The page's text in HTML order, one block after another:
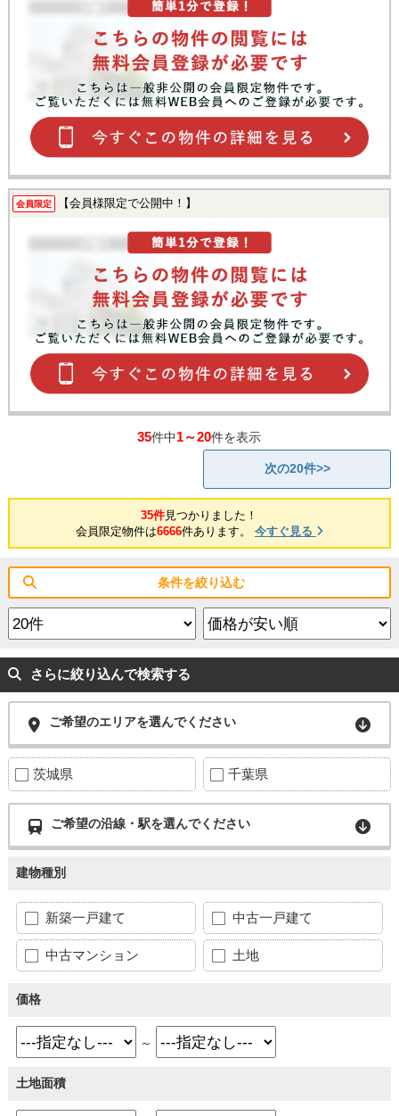
会員限定 【会員様限定で公開中！】
35件中1～20件を表示
次の20件>>
35件見つかりました！
会員限定物件は6666件あります。 今すぐ見る
条件を絞り込む
さらに絞り込んで検索する
ご希望のエリアを選んでください
茨城県 千葉県
ご希望の沿線・駅を選んでください
建物種別
新築一戸建て 中古一戸建て
中古マンション 土地
価格
～
土地面積